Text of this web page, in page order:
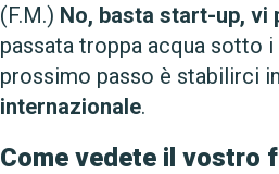
(F.M.) No, basta start-up, vi
passata troppa acqua sotto
prossimo passo è stabilirci
internazionale.
Come vedete il vostro